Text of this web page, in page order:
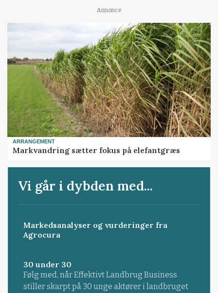
Annonce
ARRANGEMENT
Markvandring sætter fokus på elefantgræs
Vi går i dybden med...
Markedsanalyser og vurderinger fra
Agrocura
30 under 30
Følg med, når Effektivt Landbrug Business
stiller skarpt på 30 unge aktører i landbruget